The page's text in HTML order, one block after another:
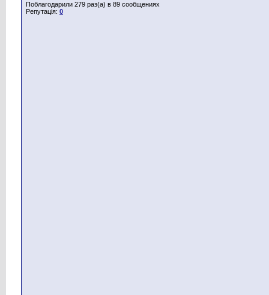
Поблагодарили 279 раз(а) в 89 сообщениях
Репутація: 0